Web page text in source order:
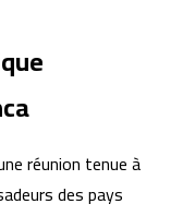
réunion tenue à
des pays